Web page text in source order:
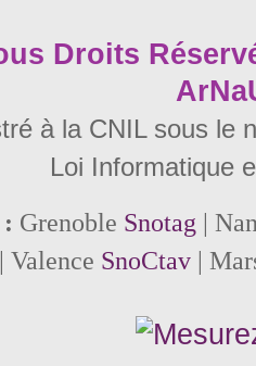
Droits
à la CNIL sous le
Loi Informatique
Grenoble Snotag |
SnoCtav|